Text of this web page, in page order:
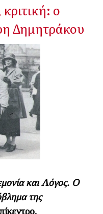
ο
Δημητράκου
και Λόγος. Ο
της